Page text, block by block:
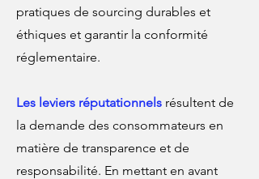
pratiques de sourcing durables et
éthiques et garantir la conformité
réglementaire.
Les leviers réputationnels résultent de
la demande des consommateurs en
matière de transparence et de
responsabilité. En mettant en avant